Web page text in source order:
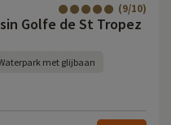
Golfe de St Tropez
(9/10)
met glijbaan